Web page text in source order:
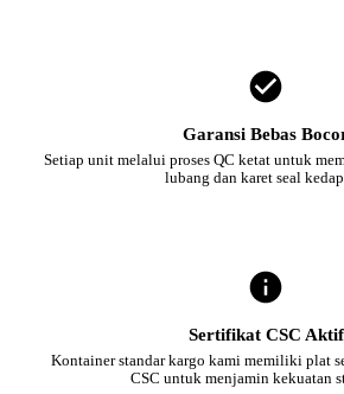
Garansi Bebas
Setiap unit melalui proses QC ketat untuk
lubang dan karet seal
Sertifikat CSC Aktif
Kontainer standar kargo kami memiliki plat
CSC untuk menjamin kekuatan